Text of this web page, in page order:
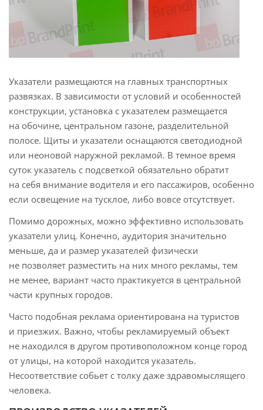
Указатели размещаются на главных транспортных
развязках. В зависимости от условий и особенностей
конструкции, установка с указателем размещается
на обочине, центральном газоне, разделительной
полосе. Щиты и указатели оснащаются светодиодной
или неоновой наружной рекламой. В темное время
суток указатель с подсветкой обязательно обратит
на себя внимание водителя и его пассажиров, особенно
если освещение на тусклое, либо вовсе отсутствует.
Помимо дорожных, можно эффективно использовать
указатели улиц. Конечно, аудитория значительно
меньше, да и размер указателей физически
не позволяет разместить на них много рекламы, тем
не менее, вариант часто практикуется в центральной
части крупных городов.
Часто подобная реклама ориентирована на туристов
и приезжих. Важно, чтобы рекламируемый объект
не находился в другом противоположном конце город
от улицы, на которой находится указатель.
Несоответствие собьет с толку даже здравомыслящего
человека.